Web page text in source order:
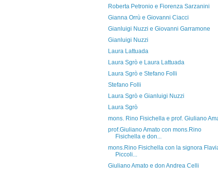
Roberta Petronio e Fiorenza Sarzanini
Gianna Orrù e Giovanni Ciacci
Gianluigi Nuzzi e Giovanni Garramone
Gianluigi Nuzzi
Laura Lattuada
Laura Sgrò e Laura Lattuada
Laura Sgrò e Stefano Folli
Stefano Folli
Laura Sgrò e Gianluigi Nuzzi
Laura Sgrò
mons. Rino Fisichella e prof. Giuliano
prof.Giuliano Amato con mons.Rino
Fisichella e don...
mons.Rino Fisichella con la signora
Piccoli...
Giuliano Amato e don Andrea Celli